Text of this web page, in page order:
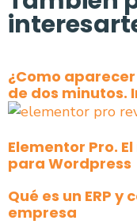
¿Como
de dos minutos.
Elementor Pro.
para Wordpress
Qué es un ERP
empresa